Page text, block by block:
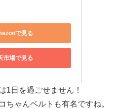
で見る
市場で見る
1日を過ごせません！
ちゃんベルトも有名ですね。